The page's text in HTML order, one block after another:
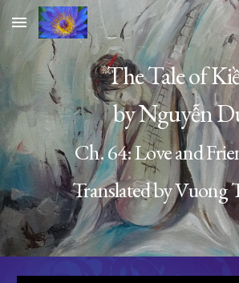
Skip to main content
The Tale of
by Nguyễn
Ch. 64:Love and
Translated by